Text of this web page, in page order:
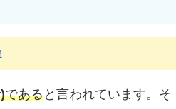
であると言われています。そ